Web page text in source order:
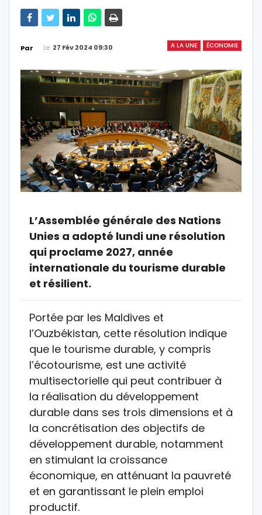
A LA UNE ÉCONOMIE
Par Le 27 Fév 2024 09:30
L’Assemblée générale des Nations
Unies a adopté lundi une résolution
qui proclame 2027, année
internationale du tourisme durable
et résilient.
Portée par les Maldives et
l’Ouzbékistan, cette résolution indique
que le tourisme durable, y compris
l’écotourisme, est une activité
multisectorielle qui peut contribuer à
la réalisation du développement
durable dans ses trois dimensions et à
la concrétisation des objectifs de
développement durable, notamment
en stimulant la croissance
économique, en atténuant la pauvreté
et en garantissant le plein emploi
productif.